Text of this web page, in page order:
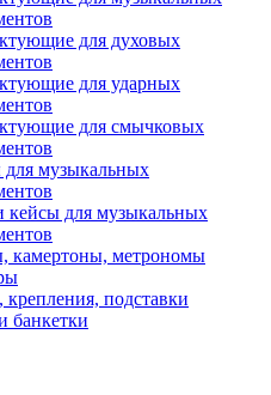
для духовых
для ударных
для смычковых
музыкальных
кейсы для музыкальных
камертоны, метрономы
подставки
банкетки